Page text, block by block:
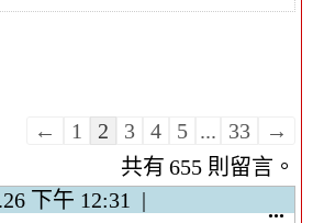
訪
留
言
← 1 2 3 4 5 ... 33
→
655 則留言。
下午 12:31 ...顯